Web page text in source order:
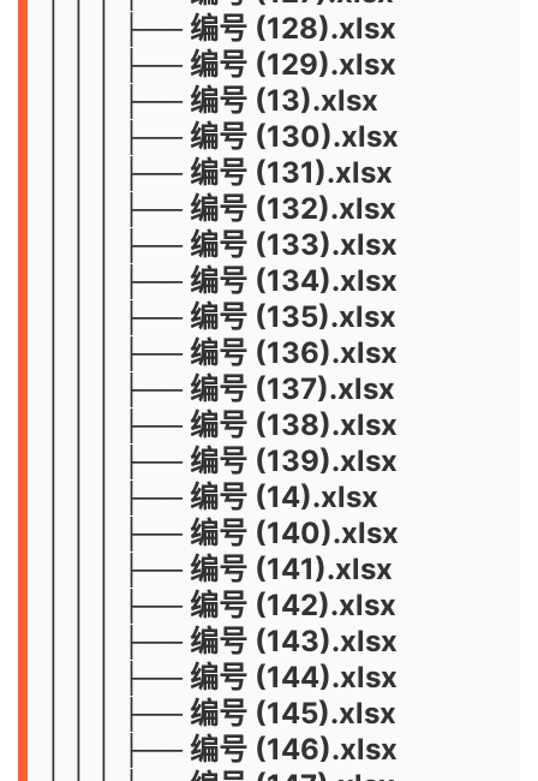
│ │ │ ├── 编号 (128).xlsx
│ │ │ ├── 编号 (129).xlsx
│ │ │ ├── 编号 (13).xlsx
│ │ │ ├── 编号 (130).xlsx
│ │ │ ├── 编号 (131).xlsx
│ │ │ ├── 编号 (132).xlsx
│ │ │ ├── 编号 (133).xlsx
│ │ │ ├── 编号 (134).xlsx
│ │ │ ├── 编号 (135).xlsx
│ │ │ ├── 编号 (136).xlsx
│ │ │ ├── 编号 (137).xlsx
│ │ │ ├── 编号 (138).xlsx
│ │ │ ├── 编号 (139).xlsx
│ │ │ ├── 编号 (14).xlsx
│ │ │ ├── 编号 (140).xlsx
│ │ │ ├── 编号 (141).xlsx
│ │ │ ├── 编号 (142).xlsx
│ │ │ ├── 编号 (143).xlsx
│ │ │ ├── 编号 (144).xlsx
│ │ │ ├── 编号 (145).xlsx
│ │ │ ├── 编号 (146).xlsx